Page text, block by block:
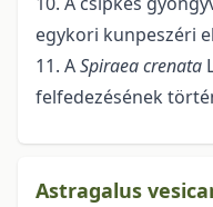
egykori kunpeszéri
11. ASpiraea crenata
felfedezésének
Astragalus